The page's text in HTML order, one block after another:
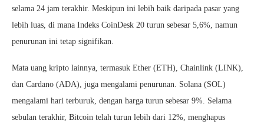
selama 24 jam terakhir. Meskipun ini lebih baik daripada pasar yang
lebih luas, di mana Indeks CoinDesk 20 turun sebesar 5,6%, namun
penurunan ini tetap signifikan.
Mata uang kripto lainnya, termasuk Ether (ETH), Chainlink (LINK),
dan Cardano (ADA), juga mengalami penurunan. Solana (SOL)
mengalami hari terburuk, dengan harga turun sebesar 9%. Selama
sebulan terakhir, Bitcoin telah turun lebih dari 12%, menghapus